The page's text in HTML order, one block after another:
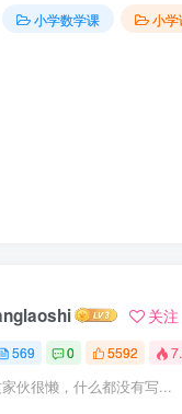
小学数学课
小学
关注
569 0 5592
伙很懒，什么都没有写...